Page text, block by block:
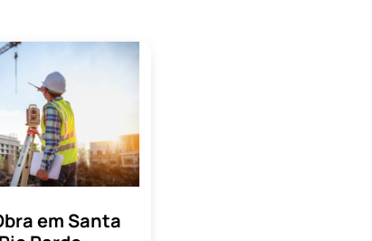
em Santa